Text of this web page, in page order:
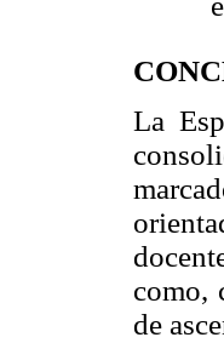
La
como,
de